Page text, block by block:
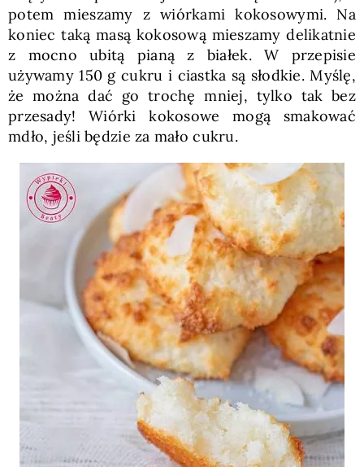
potem mieszamy z wiórkami kokosowymi. Na
koniec taką masą kokosową mieszamy delikatnie
z mocno ubitą pianą z białek. W przepisie
używamy 150 g cukru i ciastka są słodkie. Myślę,
że można dać go trochę mniej, tylko tak bez
przesady! Wiórki kokosowe mogą smakować
mdło, jeśli będzie za mało cukru.